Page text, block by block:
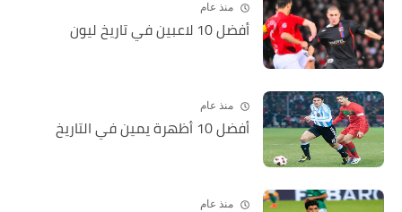
منذ عام
أفضل 10 لاعبين في تاريخ ليون
منذ عام
أفضل 10 أظهرة يمين في التاريخ
منذ عام